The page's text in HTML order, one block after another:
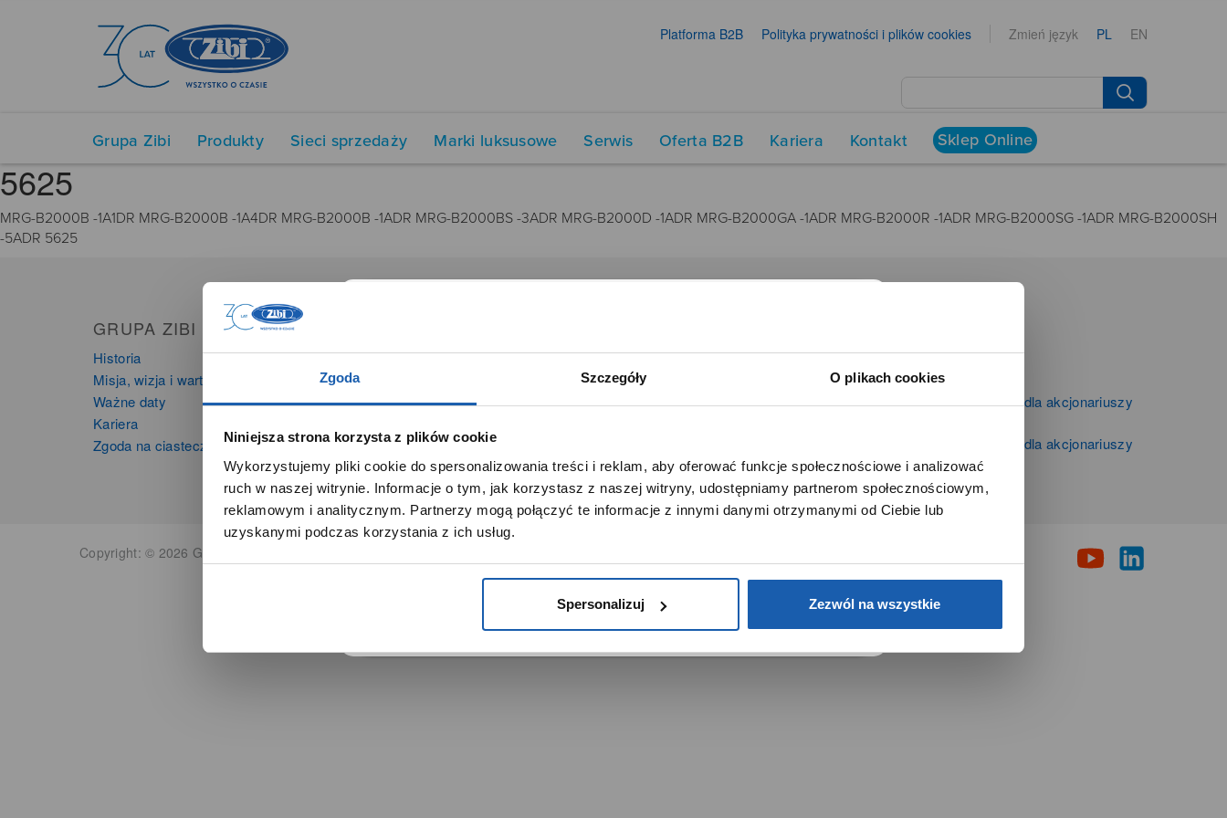
Zgoda Szczegóły O plikach cookies
Niniejsza strona korzysta z plików cookie
Wykorzystujemy pliki cookie do spersonalizowania treści i reklam, aby oferować funkcje społecznościowe i analizować
ruch w naszej witrynie. Informacje o tym, jak korzystasz z naszej witryny, udostępniamy partnerom społecznościowym,
reklamowym i analitycznym. Partnerzy mogą połączyć te informacje z innymi danymi otrzymanymi od Ciebie lub
uzyskanymi podczas korzystania z ich usług.
Spersonalizuj Zezwól na wszystkie
Platforma B2B Polityka prywatności i plików cookies Zmień język PL EN
Grupa Zibi Produkty Sieci sprzedaży Marki luksusowe Serwis Oferta B2B Kariera Kontakt Sklep Online
5625
MRG-B2000B -1A1DR MRG-B2000B -1A4DR MRG-B2000B -1ADR MRG-B2000BS -3ADR MRG-B2000D -1ADR MRG-B2000GA -1ADR MRG-B2000R -1ADR MRG-B2000SG -1ADR MRG-B2000SH
-5ADR 5625
GRUPA ZIBI
Historia
Misja, wizja i wartości Grupy Zibi
Ważne daty
Kariera
Zgoda na ciasteczka
Zegarki
Instrumenty muzyczne
Kalkulatory
Oferta dla firm
Time Trend
Salony muzyczne Riff
Aktualności
Kontakt dla mediów
Informacje firmowe i dla akcjonariuszy
Informacje firmowe i dla akcjonariuszy
Grupy Zibi S.A.
Copyright: © 2026 Grupa Zibi S.A. Wszelkie prawa zastrzeżone.
SZANOWNA UŻYTKOWNICZKO
Używamy plików cookie w celach analitycznych, statystycznych i
marketingowych, w tym aby analizować ruch w tej witrynie,
optymalizować jej działanie oraz zapamiętywać Twoje preferencje.
DOWIEDZ SIĘ WIĘCEJ PRZEJDŹ DO SERWISU